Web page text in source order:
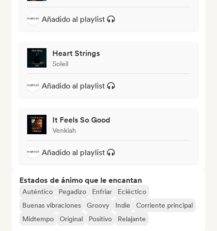
Añadido al playlist
Heart Strings
Soleil
Añadido al playlist
It Feels So Good
Venkiah
Añadido al playlist
Estados de ánimo que le encantan
Auténtico Pegadizo Enfriar
Ecléctico
Buenas vibraciones
Groovy Indie
Corriente principal
Midtempo
Original Positivo Relajante